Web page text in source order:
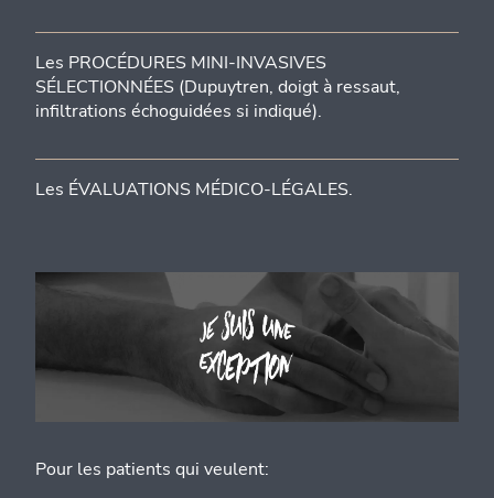
Les PROCÉDURES MINI-INVASIVES
SÉLECTIONNÉES (Dupuytren, doigt à ressaut,
infiltrations échoguidées si indiqué).
Les ÉVALUATIONS MÉDICO-LÉGALES.
Pour les patients qui veulent: